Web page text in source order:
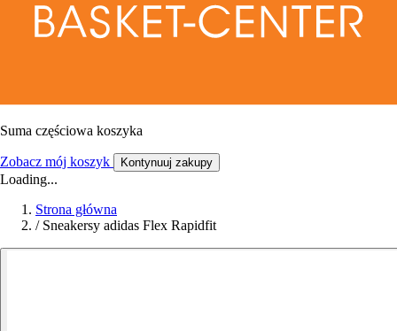
Suma częściowa koszyka
Zobacz mój koszyk Kontynuuj zakupy
Loading...
Strona główna
/ Sneakersy adidas Flex Rapidfit